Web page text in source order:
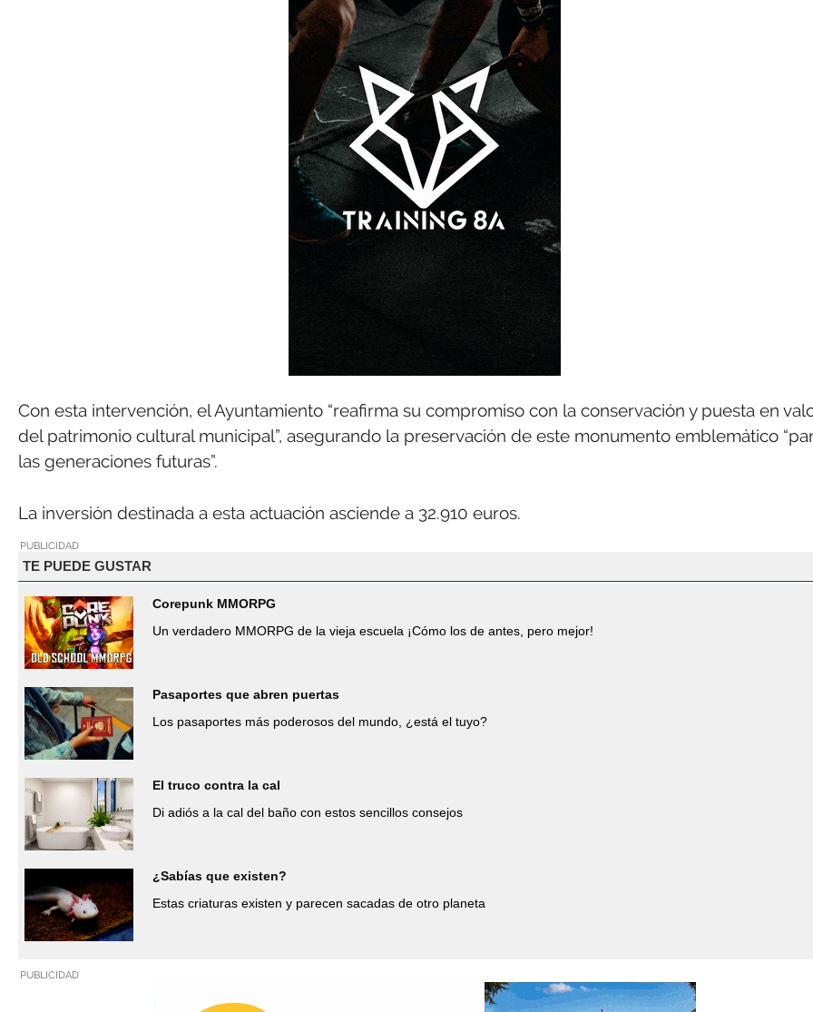
Con esta intervención, el Ayuntamiento “reafirma su compromiso con la conservación y puesta en
del patrimonio cultural municipal”, asegurando la preservación de este monumento emblemático
las generaciones futuras”.
La inversión destinada a esta actuación asciende a 32.910 euros.
PUBLICIDAD
TE PUEDE GUSTAR
Corepunk MMORPG
Un verdadero MMORPG de la vieja escuela ¡Cómo los de antes, pero mejor!
Pasaportes que abren puertas
Los pasaportes más poderosos del mundo, ¿está el tuyo?
El truco contra la cal
Di adiós a la cal del baño con estos sencillos consejos
¿Sabías que existen?
Estas criaturas existen y parecen sacadas de otro planeta
PUBLICIDAD